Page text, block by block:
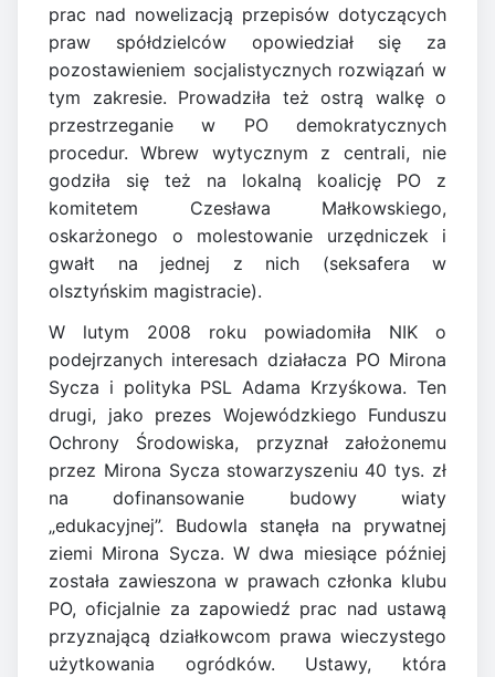
prac nad nowelizacją przepisów dotyczących
praw spółdzielców opowiedział się za
pozostawieniem socjalistycznych rozwiązań w
tym zakresie. Prowadziła też ostrą walkę o
przestrzeganie w PO demokratycznych
procedur. Wbrew wytycznym z centrali, nie
godziła się też na lokalną koalicję PO z
komitetem Czesława Małkowskiego,
oskarżonego o molestowanie urzędniczek i
gwałt na jednej z nich (seksafera w
olsztyńskim magistracie).
W lutym 2008 roku powiadomiła NIK o
podejrzanych interesach działacza PO Mirona
Sycza i polityka PSL Adama Krzyśkowa. Ten
drugi, jako prezes Wojewódzkiego Funduszu
Ochrony Środowiska, przyznał założonemu
przez Mirona Sycza stowarzyszeniu 40 tys. zł
na dofinansowanie budowy wiaty
„edukacyjnej”. Budowla stanęła na prywatnej
ziemi Mirona Sycza. W dwa miesiące później
została zawieszona w prawach członka klubu
PO, oficjalnie za zapowiedź prac nad ustawą
przyznającą działkowcom prawa wieczystego
użytkowania ogródków. Ustawy, która